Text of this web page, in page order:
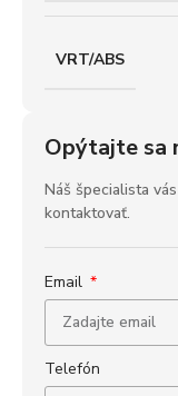
VRT/ABS
Opýtajte sa
Náš špecialista
kontaktovať.
Email
Telefón